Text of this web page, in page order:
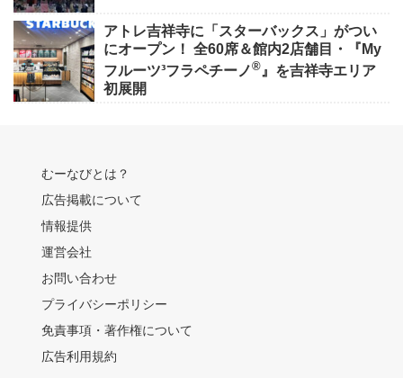
アトレ吉祥寺に「スターバックス」がつい
にオープン！ 全60席＆館内2店舗目・『My
フルーツ³フラペチーノ® 』を吉祥寺エリア
初展開
むーなびとは？
広告掲載について
情報提供
運営会社
お問い合わせ
プライバシーポリシー
免責事項・著作権について
広告利用規約